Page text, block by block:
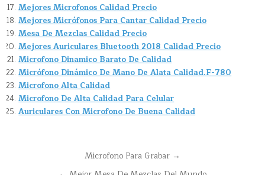
Mejores Microfonos Calidad Precio
Mejores Micrófonos Para Cantar Calidad Precio
Mesa De Mezclas Calidad Precio
Mejores Auriculares Bluetooth 2018 Calidad Precio
Microfono Dinamico Barato De Calidad
Micrófono Dinámico De Mano De Alata Calidad.F-780
Microfono Alta Calidad
Microfono De Alta Calidad Para Celular
Auriculares Con Microfono De Buena Calidad
NavegaciónMicrofono Para Grabar →